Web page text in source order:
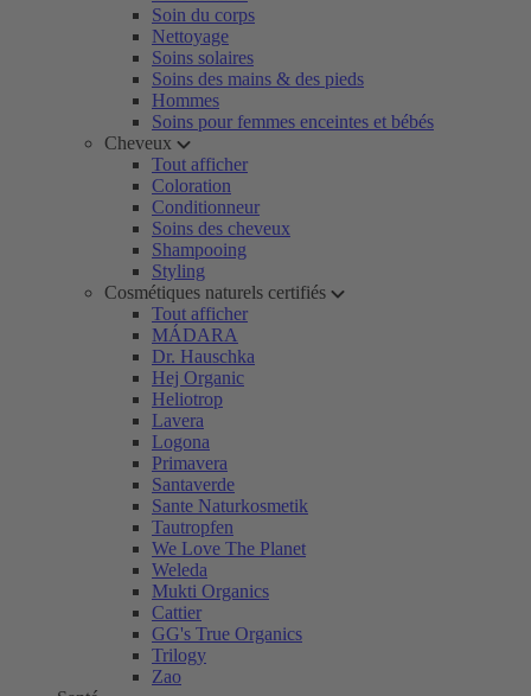
Soin du corps
Nettoyage
Soins solaires
Soins des mains & des pieds
Hommes
Soins pour femmes enceintes et bébés
Cheveux
Tout afficher
Coloration
Conditionneur
Soins des cheveux
Shampooing
Styling
Cosmétiques naturels certifiés
Tout afficher
MÁDARA
Dr. Hauschka
Hej Organic
Heliotrop
Lavera
Logona
Primavera
Santaverde
Sante Naturkosmetik
Tautropfen
We Love The Planet
Weleda
Mukti Organics
Cattier
GG's True Organics
Trilogy
Zao